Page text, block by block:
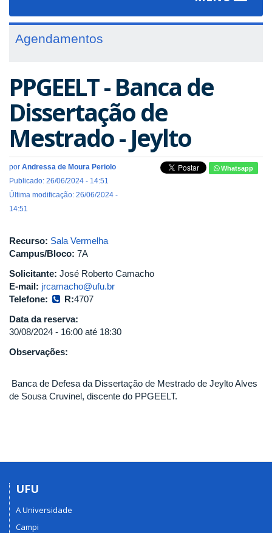
Agendamentos
PPGEELT - Banca de
Dissertação de
Mestrado - Jeylto
por Andressa de Moura Periolo
Publicado: 26/06/2024 - 14:51
Última modificação: 26/06/2024 -
14:51
Whatsapp
Recurso: Sala Vermelha
Campus/Bloco: 7A
Solicitante: José Roberto Camacho
E-mail: jrcamacho@ufu.br
Telefone:
R:4707
Data da reserva:
30/08/2024 - 16:00 até 18:30
Observações:
Banca de Defesa da Dissertação de Mestrado de Jeylto Alves
de Sousa Cruvinel, discente do PPGEELT.
UFU
A Universidade
Campi